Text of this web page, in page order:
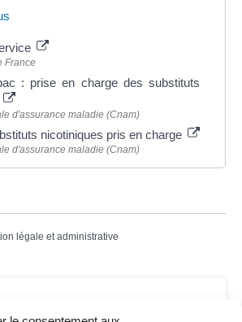
France
: prise en charge des substituts
d'assurance maladie (Cnam)
nicotiniques pris en charge
d'assurance maladie (Cnam)
légale et administrative